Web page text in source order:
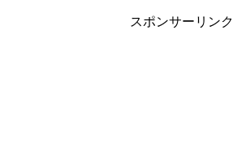
スポンサーリンク